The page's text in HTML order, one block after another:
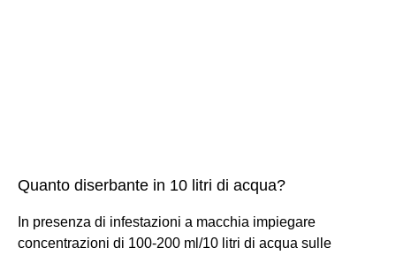
Quanto diserbante in 10 litri di acqua?
In presenza di infestazioni a macchia impiegare
concentrazioni di 100-200 ml/10 litri di acqua sulle